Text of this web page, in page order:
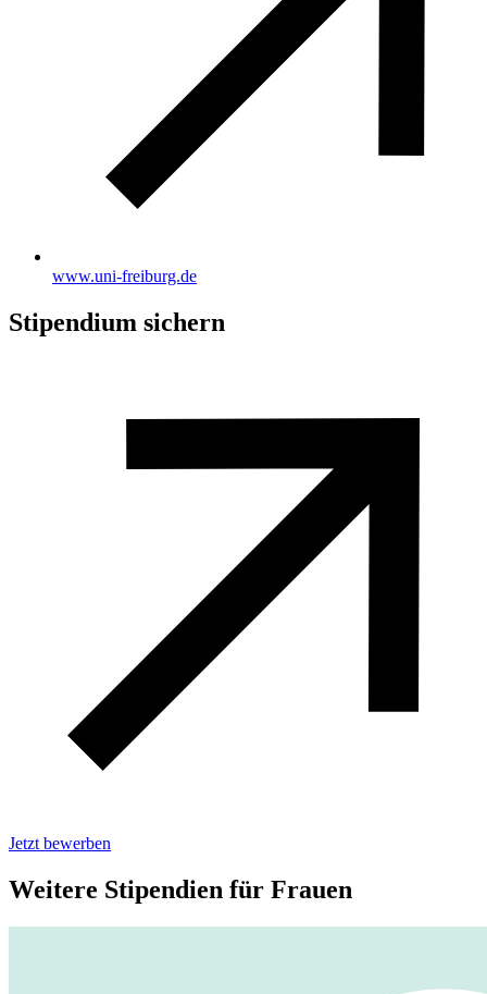
www.uni-freiburg.de
Stipendium sichern
Jetzt bewerben
Weitere Stipendien für Frauen